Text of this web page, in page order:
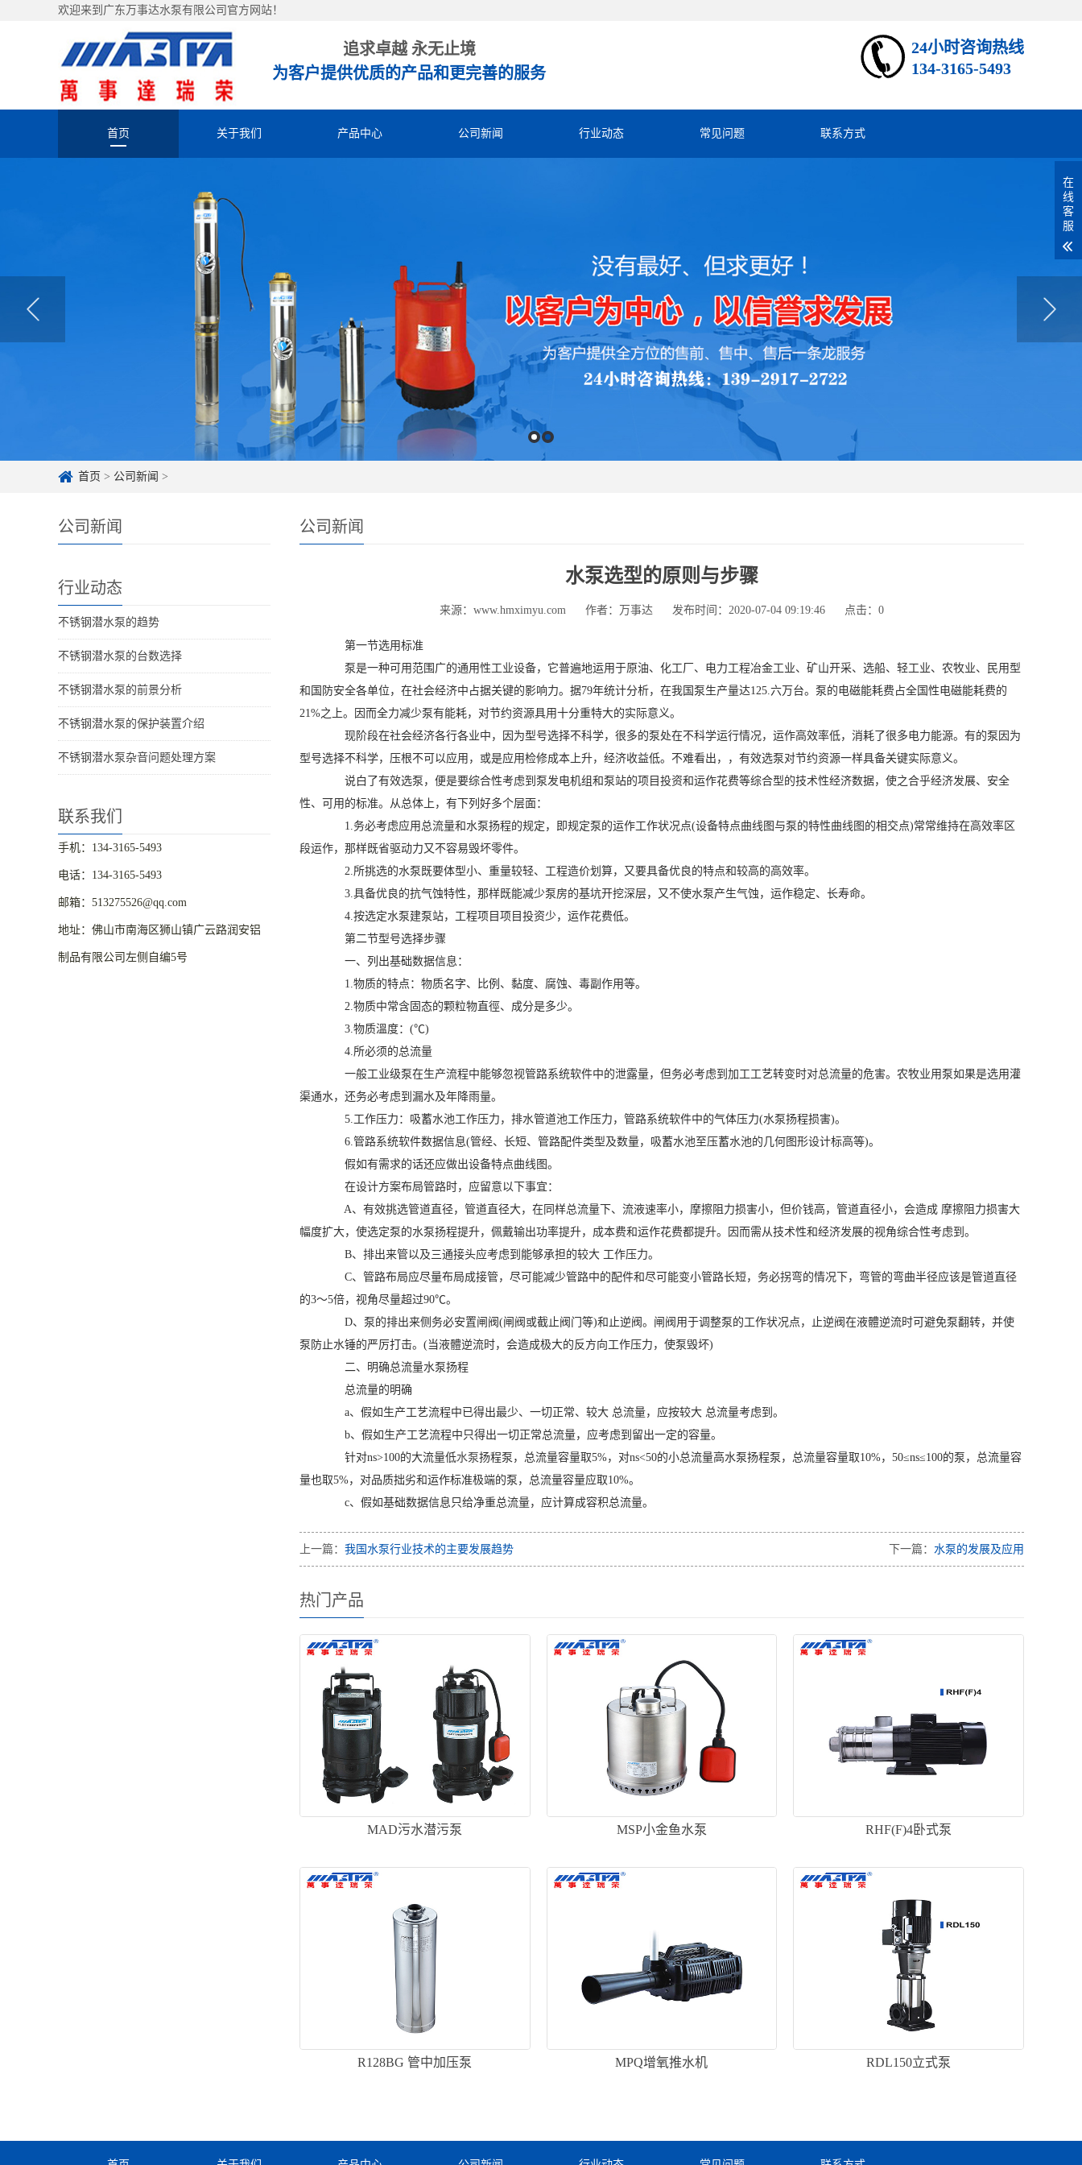
欢迎来到广东万事达水泵有限公司官方网站！
追求卓越 永无止境
为客户提供优质的产品和更完善的服务
24小时咨询热线
134-3165-5493
首页 关于我们 产品中心 公司新闻 行业动态 常见问题 联系方式
首页 > 公司新闻 >
公司新闻
行业动态
不锈钢潜水泵的趋势
不锈钢潜水泵的台数选择
不锈钢潜水泵的前景分析
不锈钢潜水泵的保护装置介绍
不锈钢潜水泵杂音问题处理方案
联系我们
手机：134-3165-5493
电话：134-3165-5493
邮箱：513275526@qq.com
地址：佛山市南海区狮山镇广云路润安铝
制品有限公司左侧自编5号
公司新闻
水泵选型的原则与步骤
来源：www.hmximyu.com 作者：万事达 发布时间：2020-07-04 09:19:46 点击： 0
第一节选用标准
泵是一种可用范围广的通用性工业设备，它普遍地运用于原油、化工厂、电力工程冶金工业、矿山开采、选船、轻工业、农牧业、民用型
和国防安全各单位，在社会经济中占据关键的影响力。据79年统计分析，在我国泵生产量达125.六万台。泵的电磁能耗费占全国性电磁能耗费的
21%之上。因而全力减少泵有能耗，对节约资源具用十分重特大的实际意义。
现阶段在社会经济各行各业中，因为型号选择不科学，很多的泵处在不科学运行情况，运作高效率低，消耗了很多电力能源。有的泵因为
型号选择不科学，压根不可以应用，或是应用检修成本上升，经济收益低。不难看出，，有效选泵对节约资源一样具备关键实际意义。
说白了有效选泵，便是要综合性考虑到泵发电机组和泵站的项目投资和运作花费等综合型的技术性经济数据，使之合乎经济发展、安全
性、可用的标准。从总体上，有下列好多个层面：
1.务必考虑应用总流量和水泵扬程的规定，即规定泵的运作工作状况点(设备特点曲线图与泵的特性曲线图的相交点)常常维持在高效率区
段运作，那样既省驱动力又不容易毁坏零件。
2.所挑选的水泵既要体型小、重量较轻、工程造价划算，又要具备优良的特点和较高的高效率。
3.具备优良的抗气蚀特性，那样既能减少泵房的基坑开挖深层，又不使水泵产生气蚀，运作稳定、长寿命。
4.按选定水泵建泵站，工程项目项目投资少，运作花费低。
第二节型号选择步骤
一、列出基础数据信息：
1.物质的特点：物质名字、比例、黏度、腐蚀、毒副作用等。
2.物质中常含固态的颗粒物直徑、成分是多少。
3.物质溫度：(℃)
4.所必须的总流量
一般工业级泵在生产流程中能够忽视管路系统软件中的泄露量，但务必考虑到加工工艺转变时对总流量的危害。农牧业用泵如果是选用灌
渠通水，还务必考虑到漏水及年降雨量。
5.工作压力：吸蓄水池工作压力，排水管道池工作压力，管路系统软件中的气体压力(水泵扬程损害)。
6.管路系统软件数据信息(管经、长短、管路配件类型及数量，吸蓄水池至压蓄水池的几何图形设计标高等)。
假如有需求的话还应做出设备特点曲线图。
在设计方案布局管路时，应留意以下事宜：
A、有效挑选管道直径，管道直径大，在同样总流量下、流液速率小，摩擦阻力损害小，但价钱高，管道直径小，会造成 摩擦阻力损害大
幅度扩大，使选定泵的水泵扬程提升，佩戴输出功率提升，成本费和运作花费都提升。因而需从技术性和经济发展的视角综合性考虑到。
B、排出来管以及三通接头应考虑到能够承担的较大 工作压力。
C、管路布局应尽量布局成接管，尽可能减少管路中的配件和尽可能变小管路长短，务必拐弯的情况下，弯管的弯曲半径应该是管道直径
的3～5倍，视角尽量超过90℃。
D、泵的排出来侧务必安置闸阀(闸阀或截止阀门等)和止逆阀。闸阀用于调整泵的工作状况点，止逆阀在液體逆流时可避免泵翻转，并使
泵防止水锤的严厉打击。(当液體逆流时，会造成极大的反方向工作压力，使泵毁坏)
二、明确总流量水泵扬程
总流量的明确
a、假如生产工艺流程中已得出最少、一切正常、较大 总流量，应按较大 总流量考虑到。
b、假如生产工艺流程中只得出一切正常总流量，应考虑到留出一定的容量。
针对ns>100的大流量低水泵扬程泵，总流量容量取5%，对ns<50的小总流量高水泵扬程泵，总流量容量取10%，50≤ns≤100的泵，总流量容
量也取5%，对品质拙劣和运作标准极端的泵，总流量容量应取10%。
c、假如基础数据信息只给净重总流量，应计算成容积总流量。
上一篇： 我国水泵行业技术的主要发展趋势 下一篇： 水泵的发展及应用
热门产品
MAD污水潜污泵 MSP小金鱼水泵 RHF(F)4卧式泵
R128BG 管中加压泵 MPQ增氧推水机 RDL150立式泵
在
线
客
服